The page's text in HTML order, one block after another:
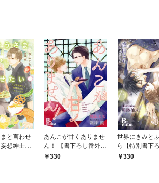
と言わせ
想紳士と
ルシー弁
あんこが甘くありませ
ん！ 【書下ろし番外編
付き特別版】
330
世界にきみと
ら【特別書下
編】330